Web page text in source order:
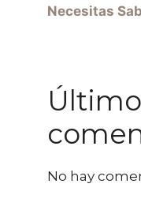
Necesitas
No hay